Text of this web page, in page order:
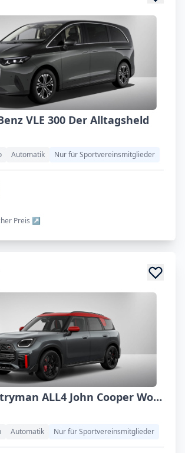
VLE 300 Der Alltagsheld
Automatik Nur für Sportvereinsmitglieder
Preis
MINI Countryman ALL4 John Cooper Works
Automatik Nur für Sportvereinsmitglieder